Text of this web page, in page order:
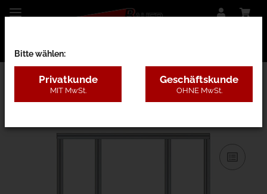
31AC - B=1,3-2m, H=3,1-5m
Bitte wählen:
Privatkunde
MIT MwSt.
Geschäftskunde
OHNE MwSt.